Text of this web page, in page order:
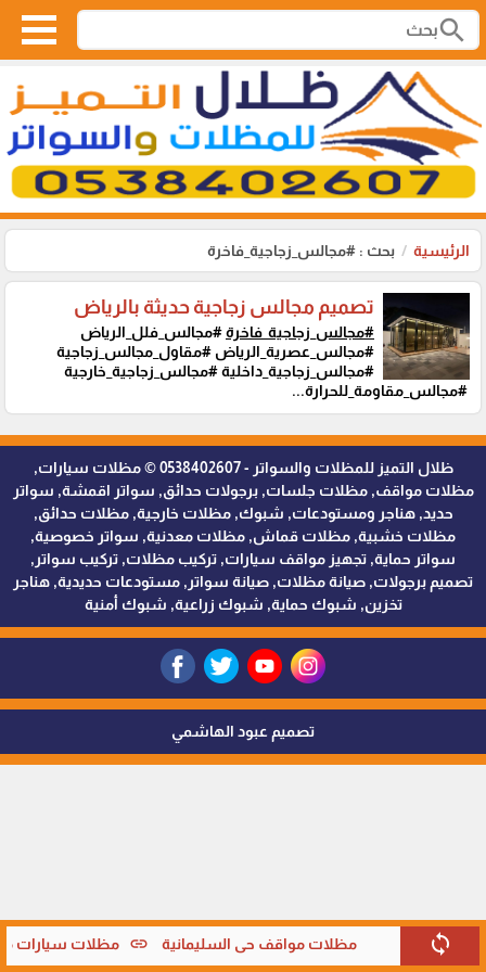
search
الرئيسية بحث : #مجالس_زجاجية_فاخرة
sync مظلات مواقف حي السليمانية link مظلات سيارات
تصميم مجالس زجاجية حديثة بالرياض
#مجالس_زجاجية_فاخرة#مجالس_فلل_الرياض
#مجالس_عصرية_الرياض #مقاول_مجالس_زجاجية
#مجالس_زجاجية_داخلية #مجالس_زجاجية_خارجية
#مجالس_مقاومة_للحرارة...
ظلال التميز للمظلات والسواتر - 0538402607 © مظلات سيارات,
مظلات مواقف, مظلات جلسات, برجولات حدائق, سواتر اقمشة, سواتر
حديد, هناجر ومستودعات, شبوك, مظلات خارجية, مظلات حدائق,
مظلات خشبية, مظلات قماش, مظلات معدنية, سواتر خصوصية,
سواتر حماية, تجهيز مواقف سيارات, تركيب مظلات, تركيب سواتر,
تصميم برجولات, صيانة مظلات, صيانة سواتر, مستودعات حديدية, هناجر
تخزين, شبوك حماية, شبوك زراعية, شبوك أمنية
تصميم عبود الهاشمي